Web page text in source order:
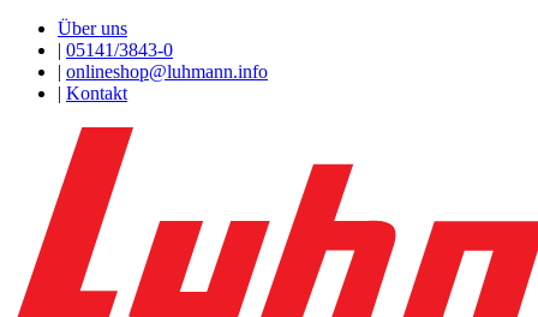
Über uns
| 05141/3843-0
| onlineshop@luhmann.info
| Kontakt